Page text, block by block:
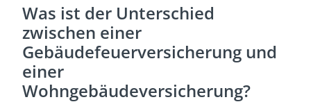
Was ist der Unterschied
zwischen einer
Gebäudefeuerversicherung und
einer
Wohngebäudeversicherung?